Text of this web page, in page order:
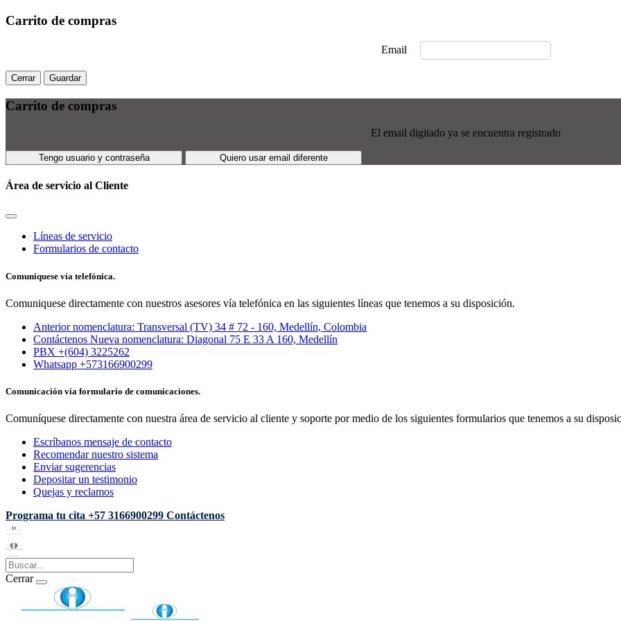
Carrito de compras
Email
Cerrar Guardar
Carrito de compras
El email digitado ya se encuentra registrado
Tengo usuario y contraseña Quiero usar email diferente
Área de servicio al Cliente
Líneas de servicio
Formularios de contacto
Comuniquese vía telefónica.
Comuniquese directamente con nuestros asesores vía telefónica en las siguientes líneas que tenemos a su disposición.
Anterior nomenclatura: Transversal (TV) 34 # 72 - 160, Medellín, Colombia
Contáctenos Nueva nomenclatura: Diagonal 75 E 33 A 160, Medellín
PBX +(604) 3225262
Whatsapp +573166900299
Comunicación vía formulario de comunicaciones.
Comuníquese directamente con nuestra área de servicio al cliente y soporte por medio de los siguientes formularios que tenemos a su
Escríbanos mensaje de contacto
Recomendar nuestro sistema
Enviar sugerencias
Depositar un testimonio
Quejas y reclamos
Programa tu cita +57 3166900299 Contáctenos
Cerrar